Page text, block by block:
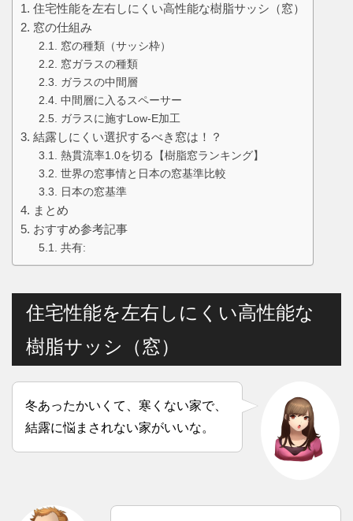
住宅性能を左右しにくい高性能な樹脂サッシ（窓）
窓の仕組み
窓の種類（サッシ枠）
窓ガラスの種類
ガラスの中間層
中間層に入るスペーサー
ガラスに施すLow-E加工
結露しにくい選択するべき窓は！？
熱貫流率1.0を切る【樹脂窓ランキング】
世界の窓事情と日本の窓基準比較
日本の窓基準
まとめ
おすすめ参考記事
共有:
住宅性能を左右しにくい高性能な
樹脂サッシ（窓）
冬あったかいくて、寒くない家で、
結露に悩まされない家がいいな。